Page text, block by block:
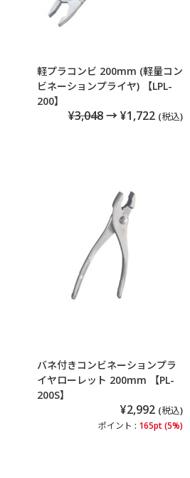
軽プラコンビ 200mm (軽量コン
ビネーションプライヤ) 【LPL-
200】
¥3,048→ ¥1,722 (税込)
バネ付きコンビネーションプラ
イヤローレット 200mm 【PL-
200S】
¥2,992 (税込)
ポイント : 165pt (5%)